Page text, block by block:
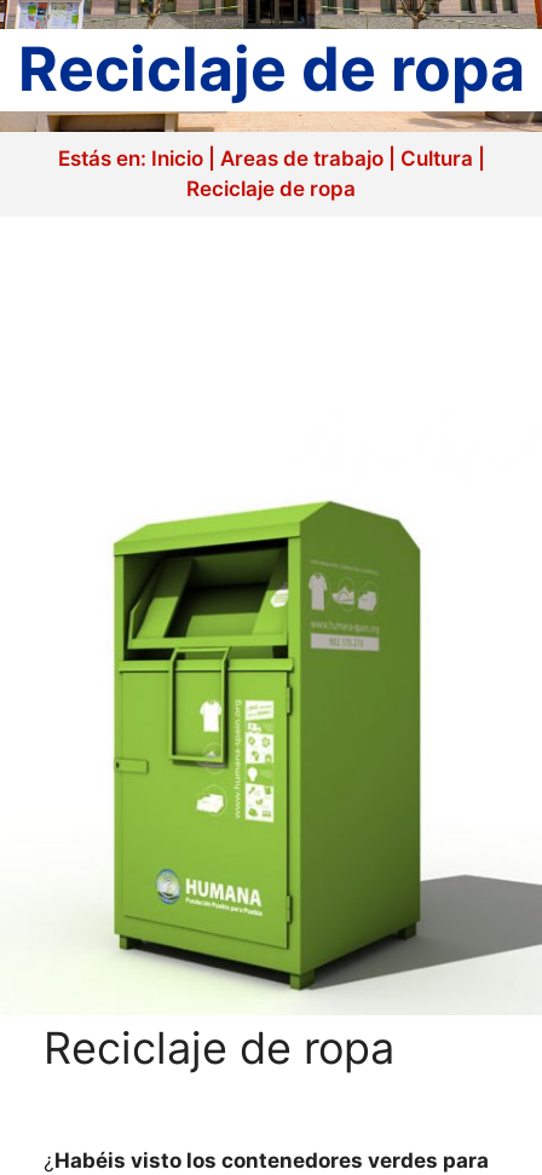
Reciclaje de ropa
Estás en: Inicio| Areas de trabajo| Cultura
Reciclaje de ropa
Reciclaje de ropa
¿ Habéis visto los contenedores verdes para